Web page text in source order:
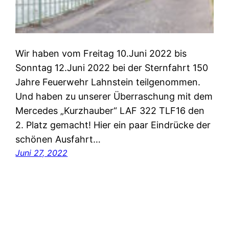
Wir haben vom Freitag 10.Juni 2022 bis
Sonntag 12.Juni 2022 bei der Sternfahrt 150
Jahre Feuerwehr Lahnstein teilgenommen.
Und haben zu unserer Überraschung mit dem
Mercedes „Kurzhauber“ LAF 322 TLF16 den
2. Platz gemacht! Hier ein paar Eindrücke der
schönen Ausfahrt…
Juni 27, 2022